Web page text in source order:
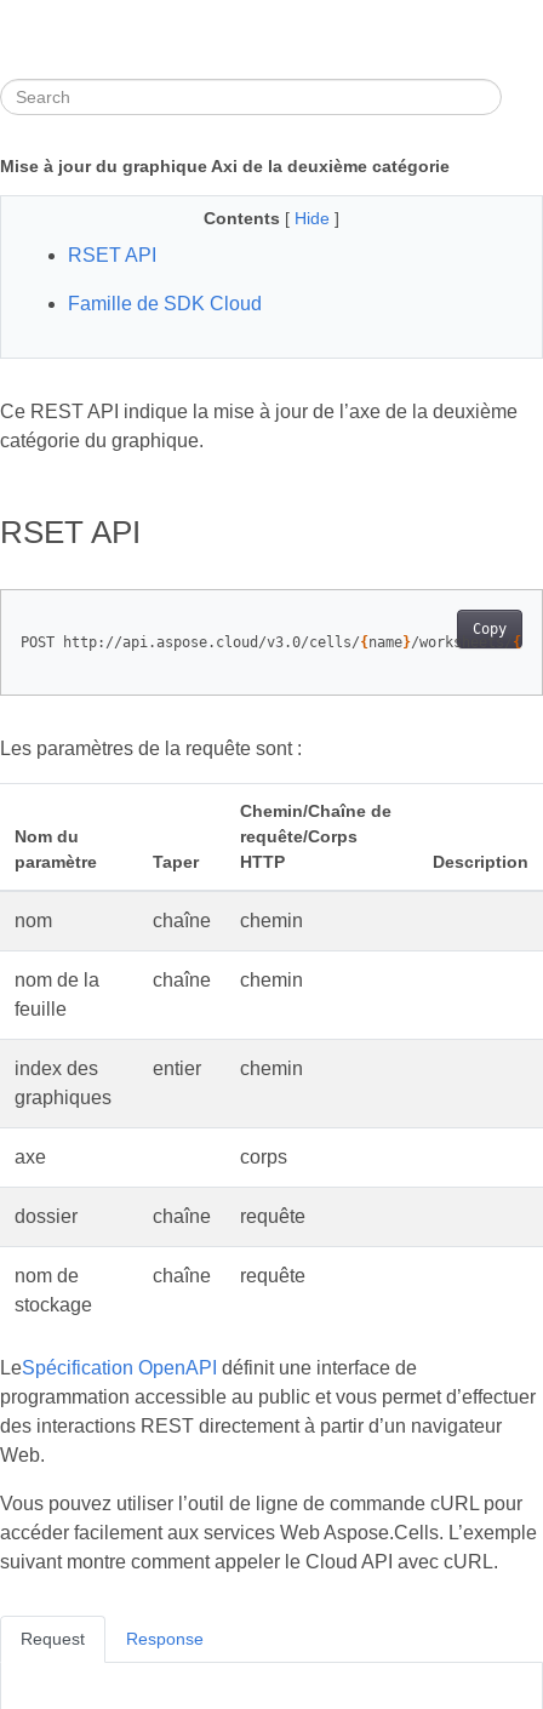
Mise à jour du graphique Axi de la deuxième catégorie
Contents [ Hide ]
RSET API
Famille de SDK Cloud
Ce REST API indique la mise à jour de l’axe de la deuxième
catégorie du graphique.
RSET API
Copy
POST http://api.aspose.cloud/v3.0/cells/{ name}/worksheets/ {
Les paramètres de la requête sont :
Nom du
paramètre
Taper
Chemin/Chaîne de
requête/Corps
HTTP
Description
nom chaîne chemin
nom de la
feuille
chaîne chemin
index des
graphiques
entier chemin
axe corps
dossier chaîne requête
nom de
stockage
chaîne requête
LeSpécification OpenAPI définit une interface de
programmation accessible au public et vous permet d’effectuer
des interactions REST directement à partir d’un navigateur
Web.
Vous pouvez utiliser l’outil de ligne de commande cURL pour
accéder facilement aux services Web Aspose.Cells. L’exemple
suivant montre comment appeler le Cloud API avec cURL.
Request Response